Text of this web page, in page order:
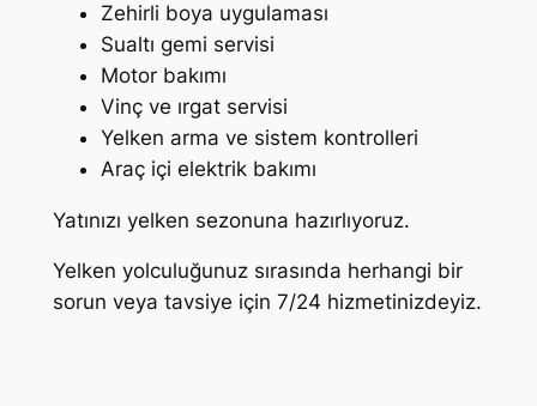
Zehirli boya uygulaması
Sualtı gemi servisi
Motor bakımı
Vinç ve ırgat servisi
Yelken arma ve sistem kontrolleri
Araç içi elektrik bakımı
Yatınızı yelken sezonuna hazırlıyoruz.
Yelken yolculuğunuz sırasında herhangi bir
sorun veya tavsiye için 7/24 hizmetinizdeyiz.